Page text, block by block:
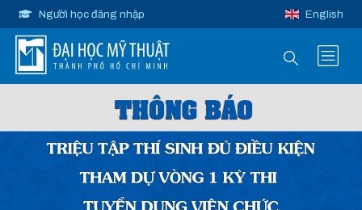
Người học đăng nhập English